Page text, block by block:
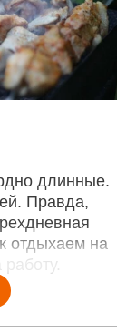
длинные.
Правда,
отдыхаем на